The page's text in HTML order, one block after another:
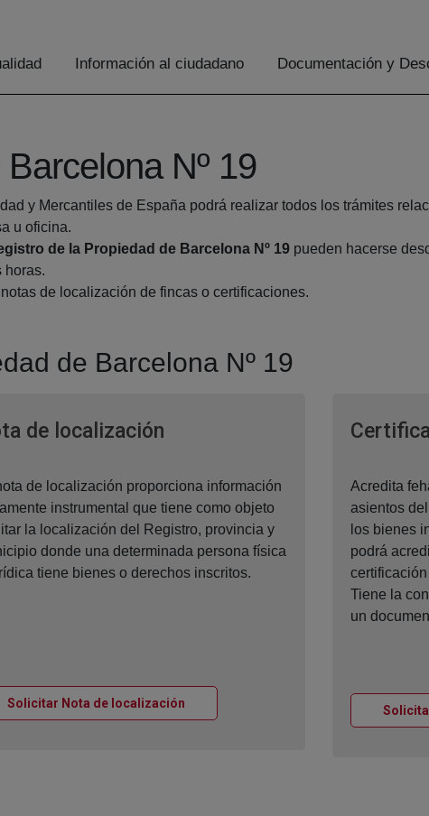
Información al ciudadano Documentación y
Nº 19
y Mercantiles de España podrá realizar todos los trámites
u oficina.
de la Propiedad de Barcelona Nº 19 pueden hacerse
horas.
de localización de fincas o certificaciones.
de Barcelona Nº 19
de localizaciónVentana nueva
de localización proporciona información
instrumental que tiene como objeto
la localización del Registro, provincia y
donde una determinada persona física
tiene bienes o derechos inscritos.
Solicitar Nota de localizaciónVentana nueva
Acredita
asientos
los bienes
podrá
Tiene la
un